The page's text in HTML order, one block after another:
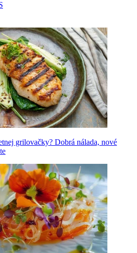
grilovačky? Dobrá nálada, nové